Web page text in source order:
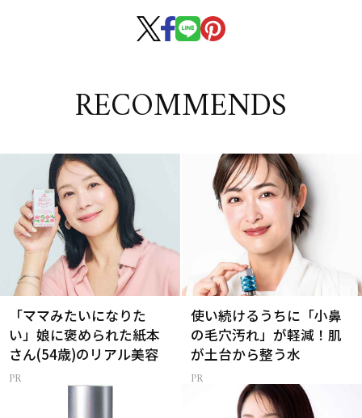
RECOMMENDS
「ママみたいになりた
い」娘に褒められた紙本
さん(54歳)のリアル美容
使い続けるうちに「小鼻
の毛穴汚れ」が軽減！肌
が土台から整う水